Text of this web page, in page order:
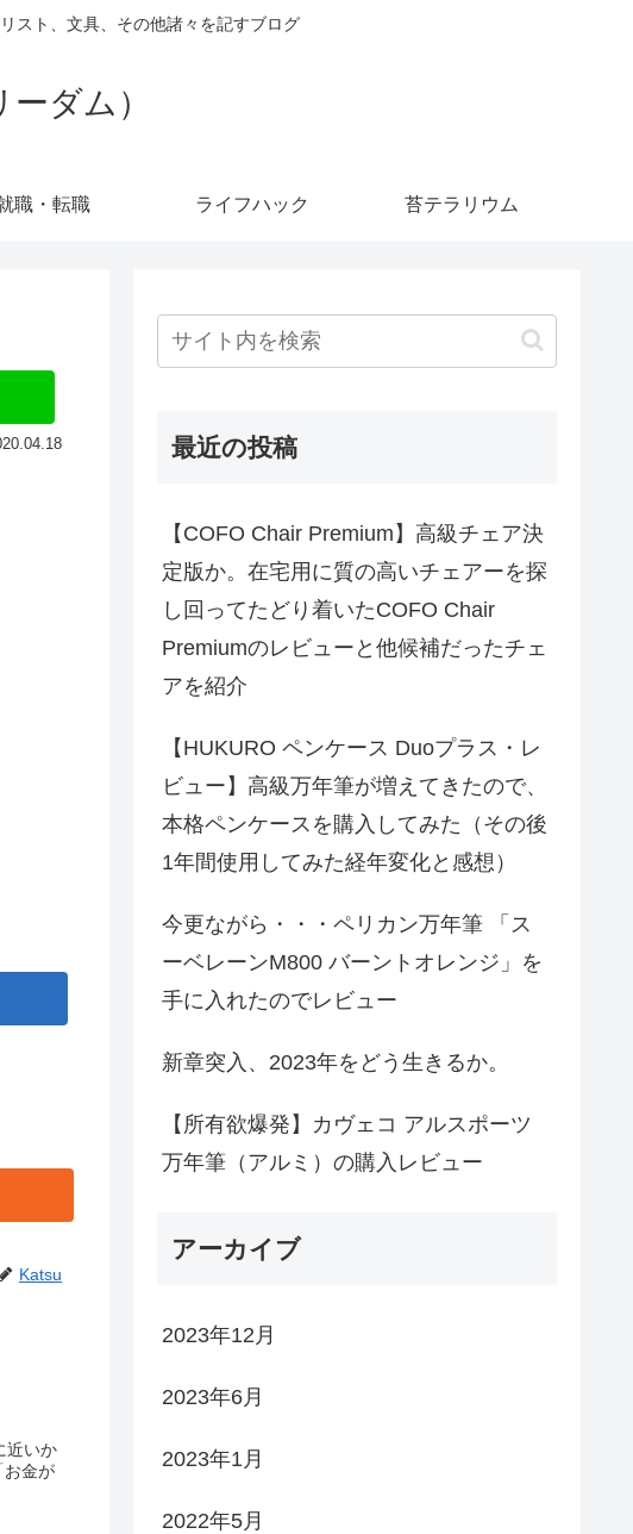
スト、文具、その他諸々を記すブログ
ダム）
職・転職 ライフハック 苔テラリウム
Katsu
近いか
お金が
最近の投稿
【COFO Chair Premium】高級チェア決
定版か。在宅用に質の高いチェアーを探
し回ってたどり着いたCOFO Chair
Premiumのレビューと他候補だったチェ
アを紹介
【HUKURO ペンケース Duoプラス・レ
ビュー】高級万年筆が増えてきたので、
本格ペンケースを購入してみた（その後
1年間使用してみた経年変化と感想）
今更ながら・・・ペリカン万年筆 「ス
ーベレーンM800 バーントオレンジ」を
手に入れたのでレビュー
新章突入、2023年をどう生きるか。
【所有欲爆発】カヴェコ アルスポーツ
万年筆（アルミ）の購入レビュー
アーカイブ
2023年12月
2023年6月
2023年1月
2022年5月